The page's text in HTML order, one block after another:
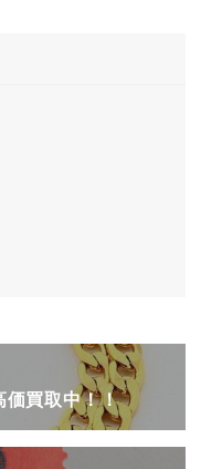
買取中！！